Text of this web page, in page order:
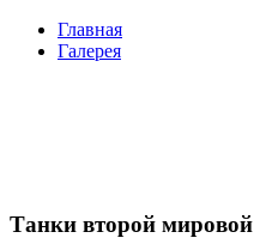
Главная
Галерея
Танки второй мировой